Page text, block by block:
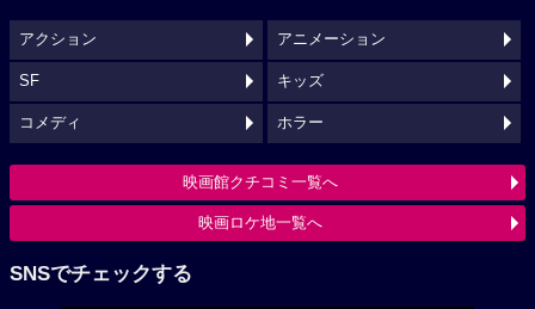
アクション アニメーション
SF キッズ
コメディ ホラー
映画館クチコミ一覧へ
映画ロケ地一覧へ
SNSでチェックする